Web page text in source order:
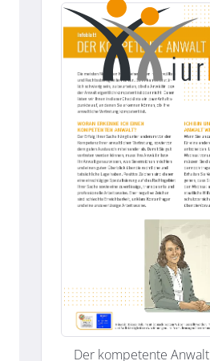
Der kompetente Anwalt